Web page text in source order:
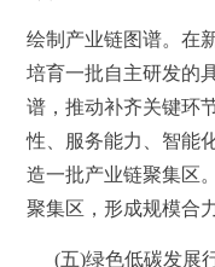
绘制产业链图谱。在
培育一批自主研发的
谱，推动补齐关键环
性、服务能力、智能
造一批产业链聚集区
聚集区，形成规模合力
(五)绿色低碳发展行